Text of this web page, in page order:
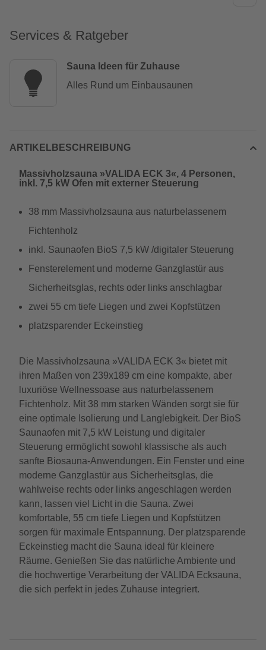
Services & Ratgeber
Sauna Ideen für Zuhause
Alles Rund um Einbausaunen
ARTIKELBESCHREIBUNG
Massivholzsauna »VALIDA ECK 3«, 4 Personen,
inkl. 7,5 kW Ofen mit externer Steuerung
38 mm Massivholzsauna aus naturbelassenem
Fichtenholz
inkl. Saunaofen BioS 7,5 kW /digitaler Steuerung
Fensterelement und moderne Ganzglastür aus
Sicherheitsglas, rechts oder links anschlagbar
zwei 55 cm tiefe Liegen und zwei Kopfstützen
platzsparender Eckeinstieg
Die Massivholzsauna »VALIDA ECK 3« bietet mit
ihren Maßen von 239x189 cm eine kompakte, aber
luxuriöse Wellnessoase aus naturbelassenem
Fichtenholz. Mit 38 mm starken Wänden sorgt sie für
eine optimale Isolierung und Langlebigkeit. Der BioS
Saunaofen mit 7,5 kW Leistung und digitaler
Steuerung ermöglicht sowohl klassische als auch
sanfte Biosauna-Anwendungen. Ein Fenster und eine
moderne Ganzglastür aus Sicherheitsglas, die
wahlweise rechts oder links angeschlagen werden
kann, lassen viel Licht in die Sauna. Zwei
komfortable, 55 cm tiefe Liegen und Kopfstützen
sorgen für maximale Entspannung. Der platzsparende
Eckeinstieg macht die Sauna ideal für kleinere
Räume. Genießen Sie das natürliche Ambiente und
die hochwertige Verarbeitung der VALIDA Ecksauna,
die sich perfekt in jedes Zuhause integriert.